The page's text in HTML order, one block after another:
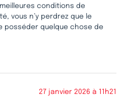
conditions de
vous n’y perdrez que le
posséder quelque chose de
27 janvier 2026 à 11h21